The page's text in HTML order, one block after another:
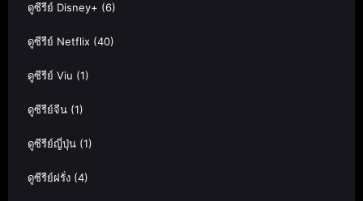
ดูซีรีย์ Disney+ (6)
ดูซีรีย์ Netflix (40)
ดูซีรีย์ Viu (1)
ดูซีรีย์จีน (1)
ดูซีรีย์ญี่ปุ่น (1)
ดูซีรีย์ฝรั่ง (4)